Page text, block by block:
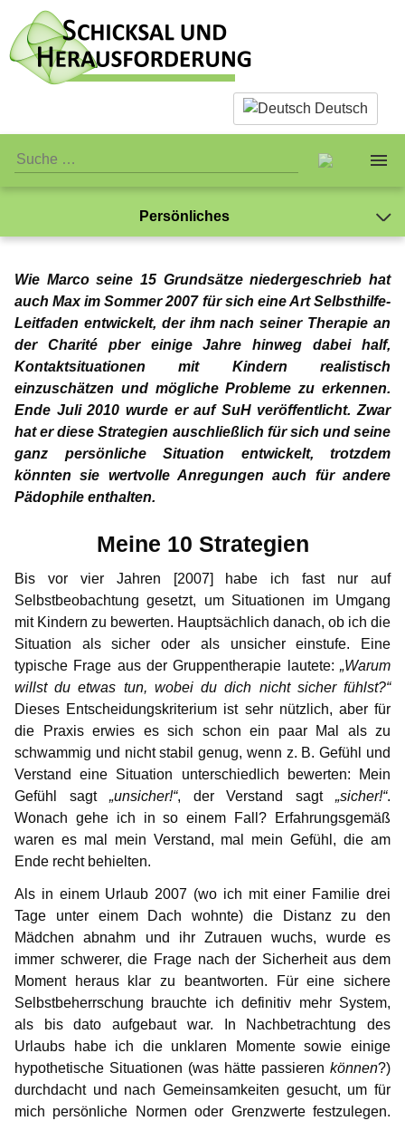
Deutsch
Das Team
Standards
Verein
Spenden
Mitwirkende
Sachliches
Was ist eigentlich Pädophilie?
Warum wir Sex mit Kindern ablehnen
Begriffsdefinitionen
Selbsttest Sexualität
Gedanken zur Childlove Symbolik
Doppelbetroffenheit
FAQ – häufig gestellte Fragen
Persönliches
Jay-Jay
Gabriel
NewMan
Max
Markus
Karamello
Klase
Takeru
Öffentliches
Infos für Medienvertreter
Veranstaltungen
Bildungsangebote
Hilfreiches
Gedanken einer Anwältin
Wo finde ich Hilfe?
Ähnliche Plattformen
Forum
Wie Marco seine 15 Grundsätze niedergeschrieb hat
auch Max im Sommer 2007 für sich eine Art Selbsthilfe-
Leitfaden entwickelt, der ihm nach seiner Therapie an
der Charité pber einige Jahre hinweg dabei half,
Kontaktsituationen mit Kindern realistisch
einzuschätzen und mögliche Probleme zu erkennen.
Ende Juli 2010 wurde er auf SuH veröffentlicht. Zwar
hat er diese Strategien auschließlich für sich und seine
ganz persönliche Situation entwickelt, trotzdem
könnten sie wertvolle Anregungen auch für andere
Pädophile enthalten.
Meine 10 Strategien
Bis vor vier Jahren [2007] habe ich fast nur auf
Selbstbeobachtung gesetzt, um Situationen im Umgang
mit Kindern zu bewerten. Hauptsächlich danach, ob ich die
Situation als sicher oder als unsicher einstufe. Eine
typische Frage aus der Gruppentherapie lautete: „Warum
willst du etwas tun, wobei du dich nicht sicher fühlst?“
Dieses Entscheidungskriterium ist sehr nützlich, aber für
die Praxis erwies es sich schon ein paar Mal als zu
schwammig und nicht stabil genug, wenn z. B. Gefühl und
Verstand eine Situation unterschiedlich bewerten: Mein
Gefühl sagt „unsicher!“, der Verstand sagt„sicher!“.
Wonach gehe ich in so einem Fall? Erfahrungsgemäß
waren es mal mein Verstand, mal mein Gefühl, die am
Ende recht behielten.
Als in einem Urlaub 2007 (wo ich mit einer Familie drei
Tage unter einem Dach wohnte) die Distanz zu den
Mädchen abnahm und ihr Zutrauen wuchs, wurde es
immer schwerer, die Frage nach der Sicherheit aus dem
Moment heraus klar zu beantworten. Für eine sichere
Selbstbeherrschung brauchte ich definitiv mehr System,
als bis dato aufgebaut war. In Nachbetrachtung des
Urlaubs habe ich die unklaren Momente sowie einige
hypothetische Situationen (was hätte passieren können?)
durchdacht und nach Gemeinsamkeiten gesucht, um für
mich persönliche Normen oder Grenzwerte festzulegen.
Persönliches
Mein Leben mit der Pädophilie
Was hat mir die Therapie gebracht?
Ich kann ausschließlich Kinder lieben
Gabriel
Gedanken zur Liebe
Mein Name sei Gabriel
NewMan
Meine „Feuerprobe“
Ich
Marco
Erfahrung mit SSRI
Marcos Ehrenkodex für Pädophile
Zwei Pädophile im Schachverein
Max
„Sag mal, tut dir das gut?“
Gedanken zur Liebe – eine Antwort an Gabriel
Sonnenaufgang
Erfahrung mit Androcur®
Was ich in der Therapie gelernt habe
Was motiviert euch?
Wie ich zum ersten Mal ein Kind auf dem Arm hielt
Markus
Johann
Klase
Takeru